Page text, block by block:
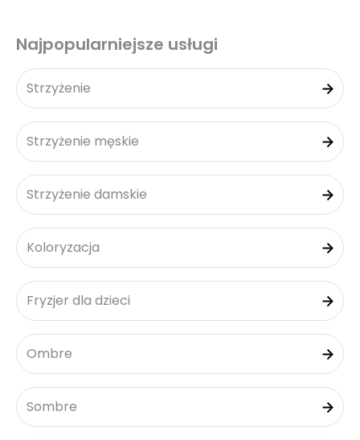
Najpopularniejsze usługi
Strzyżenie
Strzyżenie męskie
Strzyżenie damskie
Koloryzacja
Fryzjer dla dzieci
Ombre
Sombre